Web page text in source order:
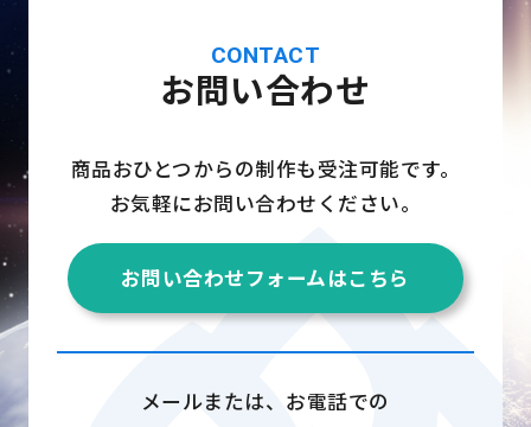
CONTACT
お問い合わせ
商品おひとつからの制作も受注可能です。
お気軽にお問い合わせください。
お問い合わせフォームはこちら
メールまたは、お電話での